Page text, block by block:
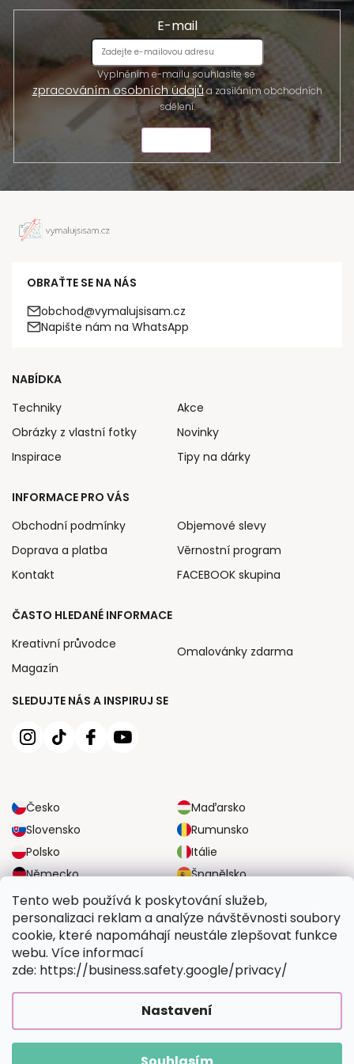
Tento web používá k poskytování služeb,
personalizaci reklam a analýze návštěvnosti soubory
cookie, které napomáhají neustále zlepšovat funkce
webu. Více informací
zde: https://business.safety.google/privacy/
Nastavení
E-mail
Vyplněním e-mailu souhlasíte se
zpracováním osobních údajůa zasíláním obchodních
sdělení.
OBRAŤTE SE NA NÁS
obchod@vymalujsisam.cz
Napište nám na WhatsApp
SLEDUJTE NÁS A INSPIRUJ SE
Česko
Maďarsko
Slovensko
Rumunsko
Polsko
Itálie
Německo
Španělsko
Velká Británie
Rakousko
NABÍDKA
Techniky
Obrázky z vlastní fotky
Inspirace
Akce
Novinky
Tipy na dárky
INFORMACE PRO VÁS
Obchodní podmínky
Doprava a platba
Kontakt
Objemové slevy
Věrnostní program
FACEBOOK skupina
ČASTO HLEDANÉ INFORMACE
Kreativní průvodce
Magazín
Omalovánky zdarma
SPOLEHLIVÉ MOŽNOSTI DOPRAVY
BEZPEČNÉ MOŽNOSTI PLATBY
Vymalujsisam.cz. Všechna práva vyhrazena.